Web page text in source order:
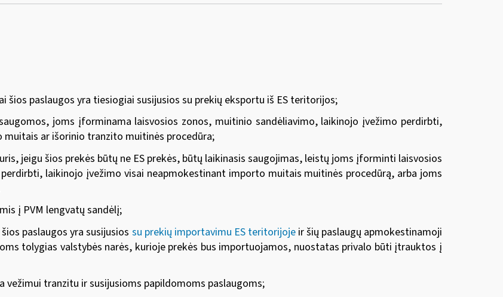
šios paslaugos yra tiesiogiai susijusios su prekių eksportu iš ES teritorijos;
joms įforminama laisvosios zonos, muitinio sandėliavimo, laikinojo įvežimo perdirbti,
ar išorinio tranzito muitinės procedūra;
jeigu šios prekės būtų ne ES prekės, būtų laikinasis saugojimas, leistų joms įforminti laisvosios
laikinojo įvežimo visai neapmokestinant importo muitais muitinės procedūrą, arba joms
į PVM lengvatų sandėlį;
paslaugos yra susijusios su prekių importavimu ES teritorijojeir šių paslaugų apmokestinamoji
tolygias valstybės narės, kurioje prekės bus importuojamos, nuostatas privalo būti įtrauktos į
vežimui tranzitu ir susijusioms papildomoms paslaugoms;